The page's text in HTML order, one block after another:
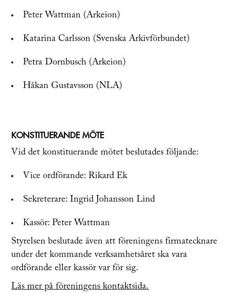
Peter Wattman (Arkeion)
Katarina Carlsson (Svenska Arkivförbundet)
Petra Dornbusch (Arkeion)
Håkan Gustavsson (NLA)
KONSTITUERANDE MÖTE
Vid det konstituerande mötet beslutades följande:
Vice ordförande: Rikard Ek
Sekreterare: Ingrid Johansson Lind
Kassör: Peter Wattman
Styrelsen beslutade även att föreningens firmatecknare
under det kommande verksamhetsåret ska vara
ordförande eller kassör var för sig.
Läs mer på föreningens kontaktsida.